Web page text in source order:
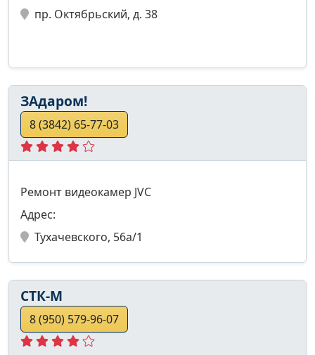
пр. Октябрьский, д. 38
ЗАдаром!
8 (3842) 65-77-03
Ремонт видеокамер JVC
Адрес:
Тухачевского, 56а/1
СТК-М
8 (950) 579-96-07